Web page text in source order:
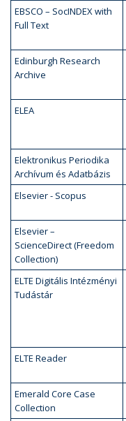
EBSCO – SocINDEX with
Full Text
Edinburgh Research
Archive
ELEA
Elektronikus Periodika
Archívum és Adatbázis
Elsevier - Scopus
Elsevier –
ScienceDirect (Freedom
Collection)
ELTE Digitális Intézményi
Tudástár
ELTE Reader
Emerald Core Case
Collection